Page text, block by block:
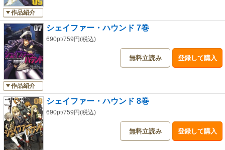
作品紹介
作品紹介
シェイファー・ハウンド 7巻
690pt/759円(税込)
無料立読み 登録して購入
シェイファー・ハウンド 8巻
690pt/759円(税込)
無料立読み 登録して購入